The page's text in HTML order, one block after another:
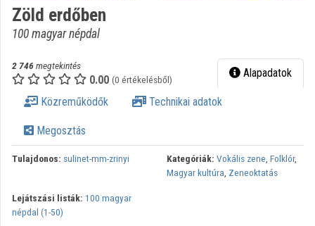
Közreműködők
Zöld erdőben
100 magyar népdal
2 746 megtekintés
0.00 (0 értékelésből) Alapadatok
Közreműködők Technikai adatok
Megosztás
Tulajdonos: sulinet-mm-zrinyi Kategóriák: Vokális zene, Folklór,
Magyar kultúra, Zeneoktatás
Lejátszási listák: 100 magyar
népdal (1-50)